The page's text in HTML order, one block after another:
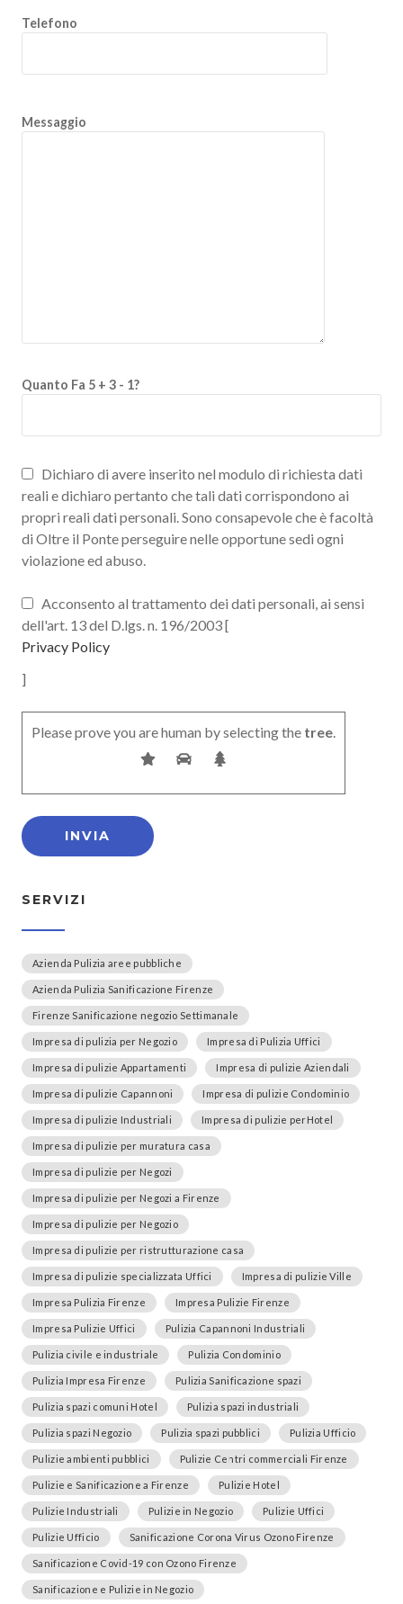
Telefono
Messaggio
Quanto Fa 5 + 3 - 1?
Dichiaro di avere inserito nel modulo di richiesta dati
reali e dichiaro pertanto che tali dati corrispondono ai
propri reali dati personali. Sono consapevole che è facoltà
di Oltre il Ponte perseguire nelle opportune sedi ogni
violazione ed abuso.
Acconsento al trattamento dei dati personali, ai sensi
dell'art. 13 del D.lgs. n. 196/2003 [
Privacy Policy
]
Please prove you are human by selecting the tree.
SERVIZI
Azienda Pulizia aree pubbliche
Azienda Pulizia Sanificazione Firenze
Firenze Sanificazione negozio Settimanale
Impresa di pulizia per Negozio Impresa di Pulizia Uffici
Impresa di pulizie Appartamenti Impresa di pulizie Aziendali
Impresa di pulizie Capannoni Impresa di pulizie Condominio
Impresa di pulizie Industriali Impresa di pulizie perHotel
Impresa di pulizie per muratura casa
Impresa di pulizie per Negozi
Impresa di pulizie per Negozi a Firenze
Impresa di pulizie per Negozio
Impresa di pulizie per ristrutturazione casa
Impresa di pulizie specializzata Uffici Impresa di pulizie Ville
Impresa Pulizia Firenze Impresa Pulizie Firenze
Impresa Pulizie Uffici Pulizia Capannoni Industriali
Pulizia civile e industriale Pulizia Condominio
Pulizia Impresa Firenze Pulizia Sanificazione spazi
Pulizia spazi comuni Hotel Pulizia spazi industriali
Pulizia spazi Negozio Pulizia spazi pubblici Pulizia Ufficio
Pulizie ambienti pubblici Pulizie Centri commerciali Firenze
Pulizie e Sanificazione a Firenze Pulizie Hotel
Pulizie Industriali Pulizie in Negozio Pulizie Uffici
Pulizie Ufficio Sanificazione Corona Virus Ozono Firenze
Sanificazione Covid-19 con Ozono Firenze
Sanificazione e Pulizie in Negozio